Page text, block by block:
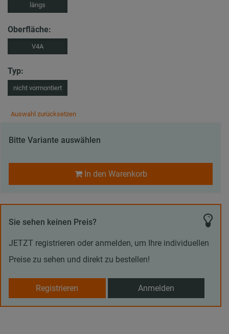
längs
Oberfläche:
V4A
Typ:
nicht vormontiert
Auswahl zurücksetzen
Bitte Variante auswählen
In den Warenkorb
Sie sehen keinen Preis?
JETZT registrieren oder anmelden, um Ihre individuellen
Preise zu sehen und direkt zu bestellen!
Registrieren Anmelden